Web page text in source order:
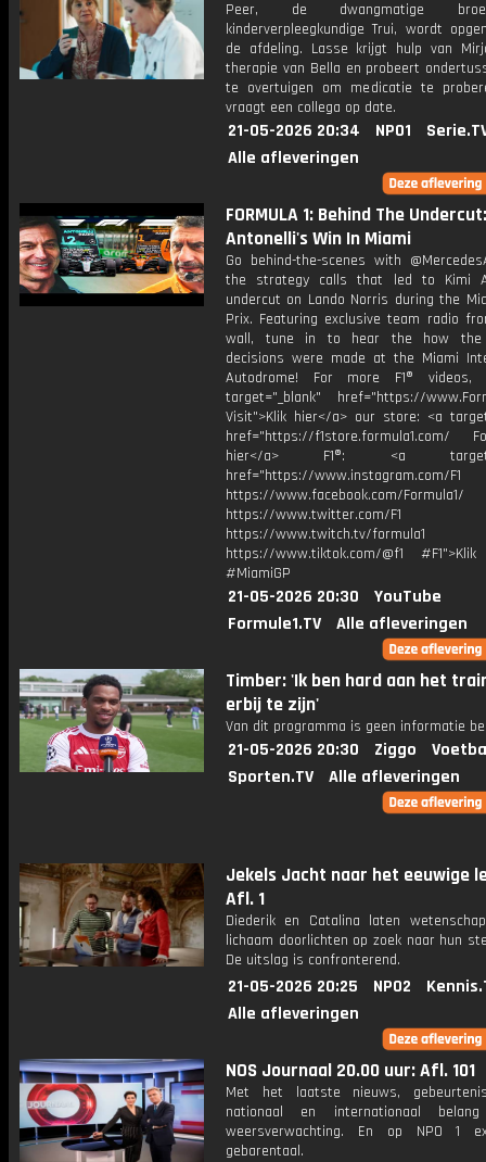
Peer, de dwangmatige
kinderverpleegkundige Trui, wordt
de afdeling. Lasse krijgt hulp van
therapie van Bella en probeert
te overtuigen om medicatie te
vraagt een collega op date.
21-05-2026 20:34 NPO1
Alle afleveringen
FORMULA 1: Behind The
Antonelli's Win In Miami
Go behind-the-scenes with
the strategy calls that led to Kimi
undercut on Lando Norris during the
Prix. Featuring exclusive team radio
wall, tune in to hear the how the
decisions were made at the Miami
Autodrome! For more F1®
target="_blank" href="https://
Visit">Klik hier</a> our store: <a
href="https://f1store.formula1.com/
hier</a> F1®: <a
href="https://www.instagram.com/F1
https://www.facebook.com/Formula1/
https://www.twitter.com/F1
https://www.twitch.tv/formula1
https://www.tiktok.com/@f1
#MiamiGP
21-05-2026 20:30
YouTube
Formule1.TV
Alle afleveringen
Timber: 'Ik ben hard aan het
erbij te zijn'
Van dit programma is geen informatie
21-05-2026 20:30 Ziggo
Sporten.TV
Alle afleveringen
Jekels Jacht naar het eeuwige
Afl. 1
Diederik en Catalina laten
lichaam doorlichten op zoek naar hun
De uitslag is confronterend.
21-05-2026 20:25 NPO2
Alle afleveringen
NOS Journaal 20.00 uur: Afl. 101
Met het laatste nieuws,
nationaal en internationaal
weersverwachting. En op NPO 1
gebarentaal.